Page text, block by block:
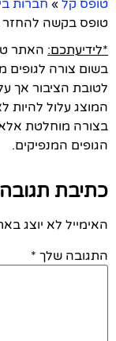
טופס קל » חברות
טופס בקשה להחזר
*לידיעתכם: האתר
בשום צורה לגופים
לטובת הציבור אך
המוצג עלול להיות
בצורה מוחלטת
הגופים המנפיקים.
כתיבת תגובה
האימייל לא יוצג
התגובה שלך *